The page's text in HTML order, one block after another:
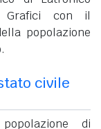
Grafici con il
popolazione
civile
di